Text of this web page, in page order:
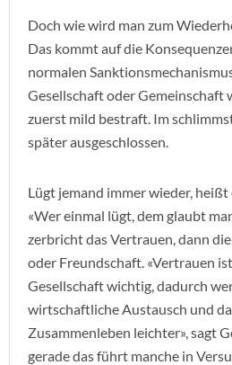
Doch wie wird man zum
Das kommt auf die
normalen
Gesellschaft oder Gemeinschaft
zuerst mild bestraft. Im
später ausgeschlossen.
Lügt jemand immer wieder, heißt
«Wer einmal lügt, dem glaubt
zerbricht das Vertrauen, dann
oder Freundschaft. «Vertrauen
Gesellschaft wichtig, dadurch
wirtschaftliche Austausch und
Zusammenleben leichter», sagt
gerade das führt manche in